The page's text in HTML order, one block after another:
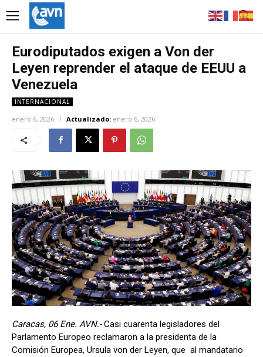
Eurodiputados exigen a Von der
Leyen reprender el ataque de EEUU a
Venezuela
INTERNACIONAL
enero 6, 2026 Actualizado: enero 6, 2026
Caracas, 06 Ene. AVN.-Casi cuarenta legisladores del
Parlamento Europeo reclamaron a la presidenta de la
Comisión Europea, Ursula von der Leyen, que al mandatario